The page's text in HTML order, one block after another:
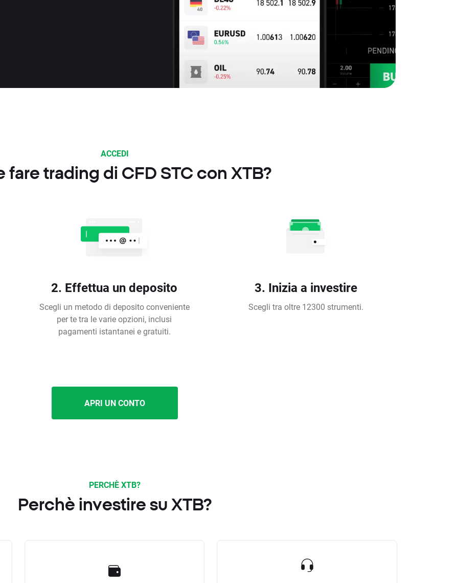
ACCEDI
fare trading di CFD STC con XTB?
2. Effettua un deposito
Scegli un metodo di deposito conveniente
per te tra le varie opzioni, inclusi
pagamenti istantanei e gratuiti.
3. Inizia a investire
Scegli tra oltre 12300 strumenti.
APRI UN CONTO
PERCHÈ XTB?
Perchè investire su XTB?